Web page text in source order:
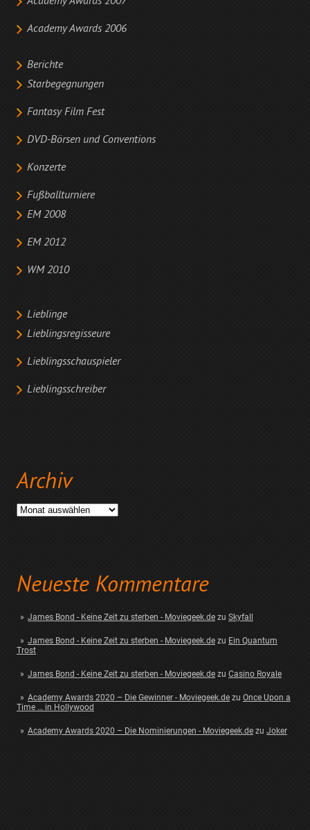
Academy Awards 2006
Berichte
Starbegegnungen
Fantasy Film Fest
DVD-Börsen und Conventions
Konzerte
Fußballturniere
EM 2008
EM 2012
WM 2010
Lieblinge
Lieblingsregisseure
Lieblingsschauspieler
Lieblingsschreiber
Archiv
Archiv
Neueste Kommentare
James Bond - Keine Zeit zu sterben - Moviegeek.dezu Skyfall
James Bond - Keine Zeit zu sterben - Moviegeek.dezu Ein Quantum
Trost
James Bond - Keine Zeit zu sterben - Moviegeek.dezu Casino Royale
Academy Awards 2020 – Die Gewinner - Moviegeek.dezu Once Upon a
Time … in Hollywood
Academy Awards 2020 – Die Nominierungen - Moviegeek.dezu Joker